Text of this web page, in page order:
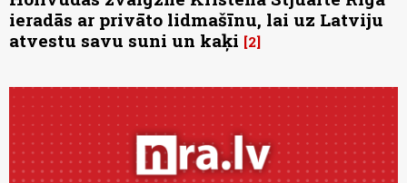
ieradās ar privāto lidmašīnu, lai uz Latviju
atvestu savu suni un kaķi 2